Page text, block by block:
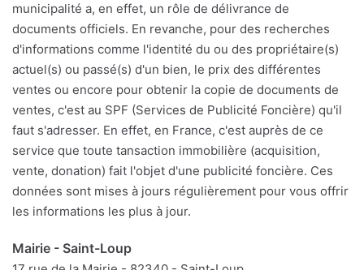
municipalité a, en effet, un rôle de délivrance de
documents officiels. En revanche, pour des recherches
d'informations comme l'identité du ou des propriétaire(s)
actuel(s) ou passé(s) d'un bien, le prix des différentes
ventes ou encore pour obtenir la copie de documents de
ventes, c'est au SPF (Services de Publicité Foncière) qu'il
faut s'adresser. En effet, en France, c'est auprès de ce
service que toute tansaction immobilière (acquisition,
vente, donation) fait l'objet d'une publicité foncière. Ces
données sont mises à jours régulièrement pour vous offrir
les informations les plus à jour.
Mairie - Saint-Loup